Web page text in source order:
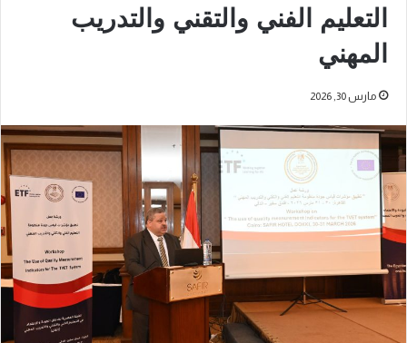
التعليم الفني والتقني والتدريب
المهني
مارس 30, 2026